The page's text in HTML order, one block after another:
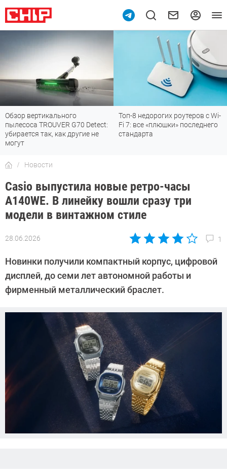
Обзор вертикального
пылесоса TROUVER G70 Detect:
убирается так, как другие не
могут
Топ-8 недорогих роутеров с Wi-
Fi 7: все «плюшки» последнего
стандарта
Новости
Casio выпустила новые ретро-часы
A140WE. В линейку вошли сразу три
модели в винтажном стиле
28.06.2026 1
Автор:
Довлатова
Новинки получили компактный корпус, цифровой
дисплей, до семи лет автономной работы и
фирменный металлический браслет.